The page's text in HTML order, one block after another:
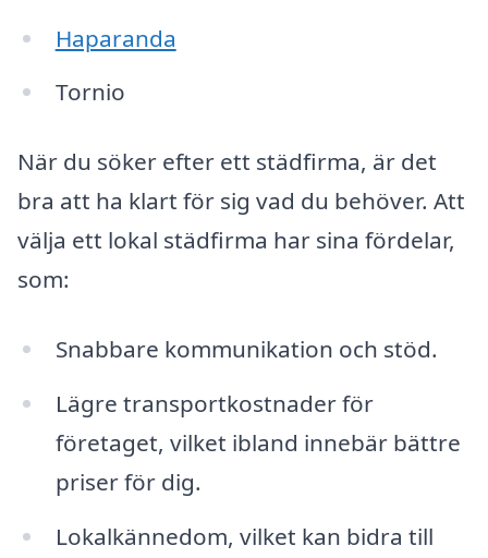
Haparanda
Tornio
När du söker efter ett städfirma, är det
bra att ha klart för sig vad du behöver. Att
välja ett lokal städfirma har sina fördelar,
som:
Snabbare kommunikation och stöd.
Lägre transportkostnader för
företaget, vilket ibland innebär bättre
priser för dig.
Lokalkännedom, vilket kan bidra till